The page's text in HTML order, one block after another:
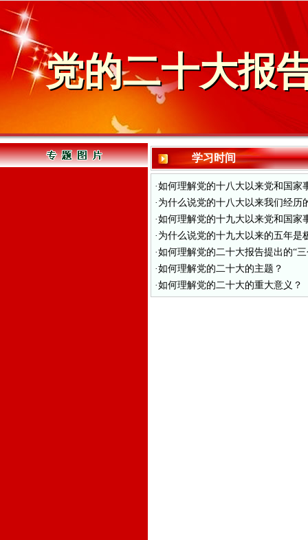
党的二十大报
学习时间
·如何理解党的十八大以来党和国
·为什么说党的十八大以来我们经历
·如何理解党的十九大以来党和国家
·为什么说党的十九大以来的五年
·如何理解党的二十大报告提出的“
·如何理解党的二十大的主题？
·如何理解党的二十大的重大意义？